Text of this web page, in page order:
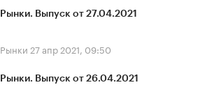
Рынки. Выпуск от 27.04.2021
Рынки 27 апр 2021, 09:50
Рынки. Выпуск от 26.04.2021